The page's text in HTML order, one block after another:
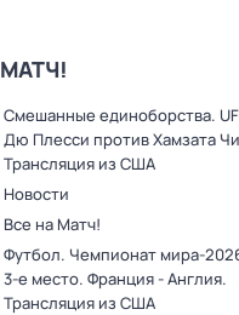
МАТЧ!
Смешанные единоборства.
Дю Плесси против Хамзата
Трансляция из США
Новости
Все на Матч!
Футбол. Чемпионат мира-
3-е место. Франция - Англия.
Трансляция из США